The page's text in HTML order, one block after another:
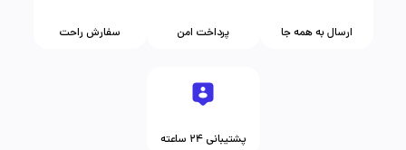
سفارش راحت پرداخت امن ارسال به همه جا
پشتیبانی ۲۴ ساعته